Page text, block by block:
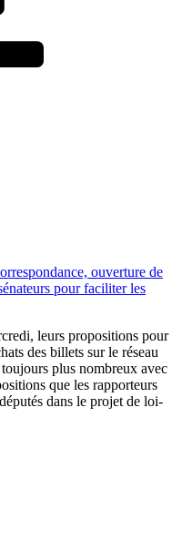
ouverture de
pour faciliter les
leurs propositions pour
des billets sur le réseau
plus nombreux avec
que les rapporteurs
dans le projet de loi-